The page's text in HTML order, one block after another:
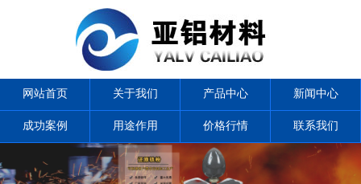
网站首页 关于我们 产品中心 新闻中心
成功案例 用途作用 价格行情 联系我们